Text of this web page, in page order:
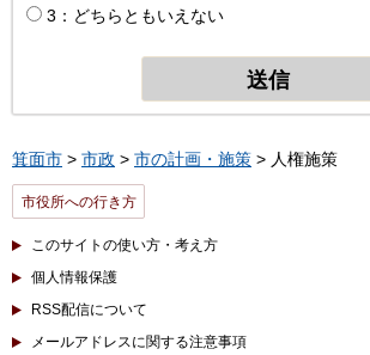
3：どちらともいえない
箕面市 > 市政 > 市の計画・施策 > 人権施策
市役所への行き方
このサイトの使い方・考え方
個人情報保護
RSS配信について
メールアドレスに関する注意事項